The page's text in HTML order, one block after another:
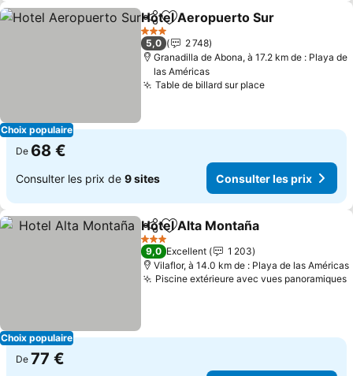
Choix populaire
PartagerAjouter à mes favoris
Hotel Aeropuerto Sur
3 Étoiles
5,0
2 748
Granadilla de Abona, à 17.2 km de : Playa de
las Américas
Table de billard sur place
De 68 €
Consulter les prix de 9 sites Consulter les prix
Choix populaire
PartagerAjouter à mes favoris
Hotel Alta Montaña
3 Étoiles
9,0 Excellent
1 203
Vilaflor, à 14.0 km de : Playa de las Américas
Piscine extérieure avec vues panoramiques
De 77 €